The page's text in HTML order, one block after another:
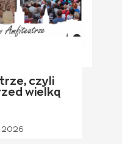
czyli
wielką
2026